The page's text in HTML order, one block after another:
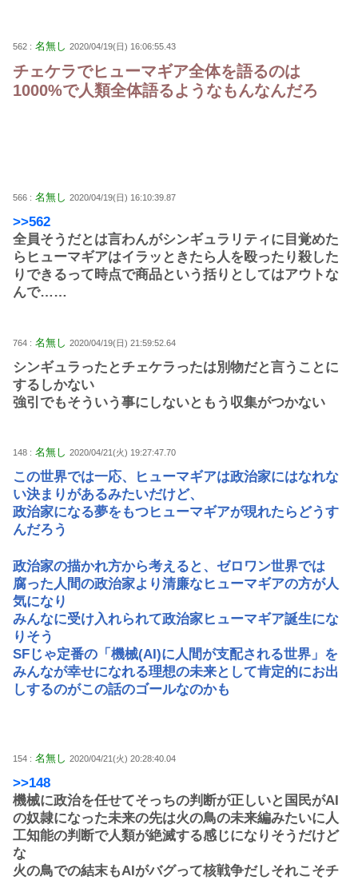
562 : 名無し 2020/04/19(日) 16:06:55.43
チェケラでヒューマギア全体を語るのは
1000%で人類全体語るようなもんなんだろ
566 : 名無し 2020/04/19(日) 16:10:39.87
>>562
全員そうだとは言わんがシンギュラリティに目覚めた
らヒューマギアはイラッときたら人を殴ったり殺した
りできるって時点で商品という括りとしてはアウトな
んで……
764 : 名無し 2020/04/19(日) 21:59:52.64
シンギュラったとチェケラったは別物だと言うことに
するしかない
強引でもそういう事にしないともう収集がつかない
148 : 名無し 2020/04/21(火) 19:27:47.70
この世界では一応、ヒューマギアは政治家にはなれな
い決まりがあるみたいだけど、
政治家になる夢をもつヒューマギアが現れたらどうす
んだろう
政治家の描かれ方から考えると、ゼロワン世界では
腐った人間の政治家より清廉なヒューマギアの方が人
気になり
みんなに受け入れられて政治家ヒューマギア誕生にな
りそう
SFじゃ定番の「機械(AI)に人間が支配される世界」を
みんなが幸せになれる理想の未来として肯定的にお出
しするのがこの話のゴールなのかも
154 : 名無し 2020/04/21(火) 20:28:40.04
>>148
機械に政治を任せてそっちの判断が正しいと国民がAI
の奴隷になった未来の先は火の鳥の未来編みたいに人
工知能の判断で人類が絶滅する感じになりそうだけど
な
火の鳥での結末もAIがバグって核戦争だしそれこそチ